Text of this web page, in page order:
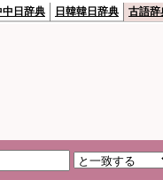
中日辞典 日韓韓日辞典 古語辞